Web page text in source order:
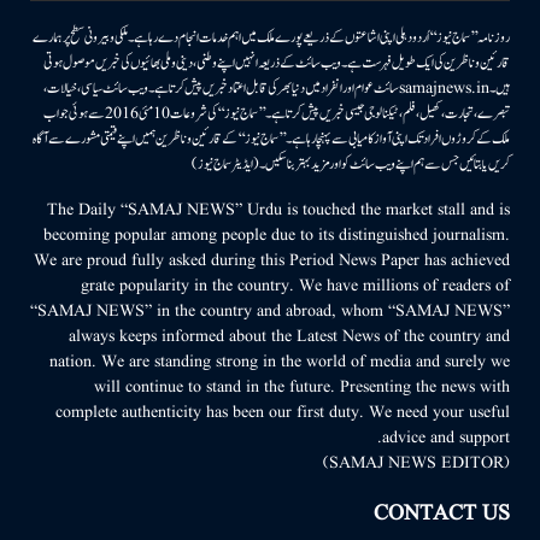
روزنامہ ’’سماج نیوز‘‘ اُردو دہلی اپنی اشاعتوں کے ذریعے پورے ملک میں اہم خدمات انجام دے رہا ہے۔ ملکی وبیرونی سطح پر ہمارے
قارئین وناظرین کی ایک طویل فہرست ہے۔ ویب سائٹ کے ذریعہ انہیں اپنے وطنی، دینی وملی بھائیوں کی خبریں موصول ہوتی
ہیں۔samajnews.inسائٹ عوام اور انفراد میں دنیا بھر کی قابل اعتماد خبریں پیش کرتا ہے۔ ویب سائٹ سیاسی، خیالات،
تبصرے، تجارت، کھیل، فلم، ٹیکنالوجی جیسی خبریں پیش کرتا ہے۔ ’’سماج نیوز‘‘ کی شروعات 10مئی 2016 سے ہوئی جو اب
ملک کے کروڑوں افراد تک اپنی آواز کامیابی سے پہنچا رہا ہے۔ ’’سماج نیوز‘‘ کے قارئین وناظرین ہمیں اپنے قیمتی مشورے سے آگاہ
کریں یا بتائیں جس سے ہم اپنے ویب سائٹ کو اور مزید بہتر بناسکیں۔ (ایڈیٹر سماج نیوز)
The Daily “SAMAJ NEWS” Urdu is touched the market stall and is
becoming popular among people due to its distinguished journalism.
We are proud fully asked during this Period News Paper has achieved
grate popularity in the country. We have millions of readers of
“SAMAJ NEWS” in the country and abroad, whom “SAMAJ NEWS”
always keeps informed about the Latest News of the country and
nation. We are standing strong in the world of media and surely we
will continue to stand in the future. Presenting the news with
complete authenticity has been our first duty. We need your useful
advice and support.
(SAMAJ NEWS EDITOR)
CONTACT US